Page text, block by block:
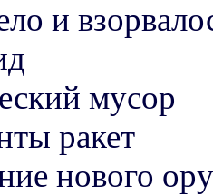
и
мусор
ракет
нового